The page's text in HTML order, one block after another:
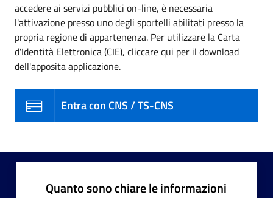
accedere ai servizi pubblici on-line, è necessaria
l'attivazione presso uno degli sportelli abilitati presso la
propria regione di appartenenza. Per utilizzare la Carta
d'Identità Elettronica (CIE), cliccare qui per il download
dell'apposita applicazione.
Entra con CNS / TS-CNS
Quanto sono chiare le informazioni